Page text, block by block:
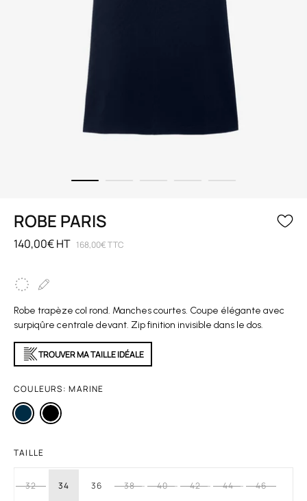
ROBE PARIS
140,00€ HT 168,00€ TTC
Robe trapèze col rond. Manches courtes. Coupe élégante avec
surpiqûre centrale devant. Zip finition invisible dans le dos.
TROUVER MA TAILLE IDÉALE
COULEURS: MARINE
TAILLE
32 34 36 38 40 42 44 46